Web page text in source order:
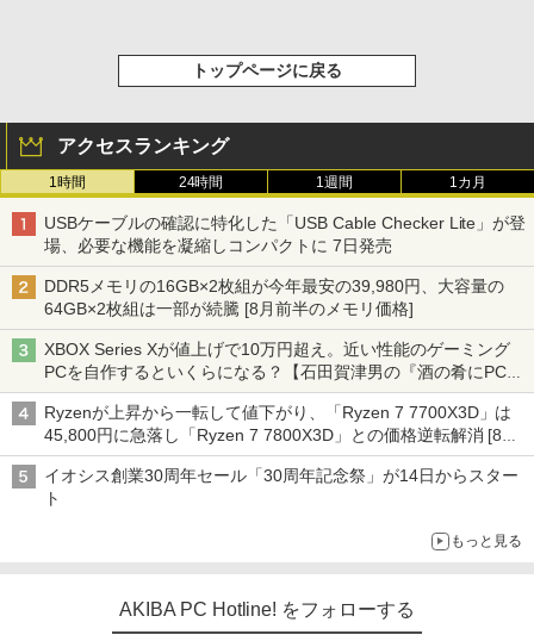
トップページに戻る
アクセスランキング
1時間 24時間 1週間 1カ月
USBケーブルの確認に特化した「USB Cable Checker Lite」が登
場、必要な機能を凝縮しコンパクトに 7日発売
DDR5メモリの16GB×2枚組が今年最安の39,980円、大容量の
64GB×2枚組は一部が続騰 [8月前半のメモリ価格]
XBOX Series Xが値上げで10万円超え。近い性能のゲーミング
PCを自作するといくらになる？【石田賀津男の『酒の肴にPCゲ
ーム』】
Ryzenが上昇から一転して値下がり、「Ryzen 7 7700X3D」は
45,800円に急落し「Ryzen 7 7800X3D」との価格逆転解消 [8月
前半のCPU価格]
イオシス創業30周年セール「30周年記念祭」が14日からスター
ト
もっと見る
AKIBA PC Hotline! をフォローする